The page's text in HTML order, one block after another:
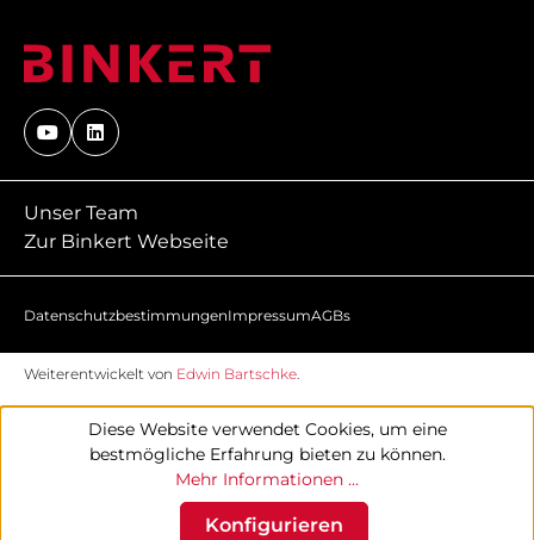
Unser Team
Zur Binkert Webseite
DatenschutzbestimmungenImpressumAGBs
Weiterentwickelt von Edwin Bartschke.
Diese Website verwendet Cookies, um eine
bestmögliche Erfahrung bieten zu können.
Mehr Informationen ...
Konfigurieren